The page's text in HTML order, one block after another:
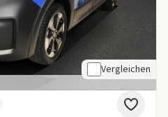
Vergleichen